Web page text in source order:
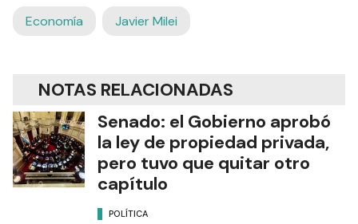
Economía Javier Milei
NOTAS RELACIONADAS
Senado: el Gobierno aprobó
la ley de propiedad privada,
pero tuvo que quitar otro
capítulo
POLÍTICA